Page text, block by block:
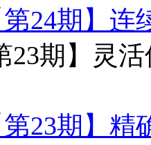
第24期】
23期】灵
第23期】